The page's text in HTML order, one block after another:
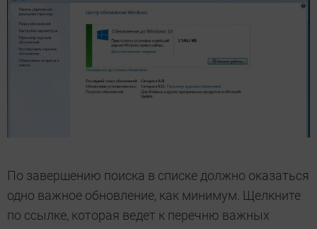
По завершению поиска в списке должно оказаться
одно важное обновление, как минимум. Щелкните
по ссылке, которая ведет к перечню важных